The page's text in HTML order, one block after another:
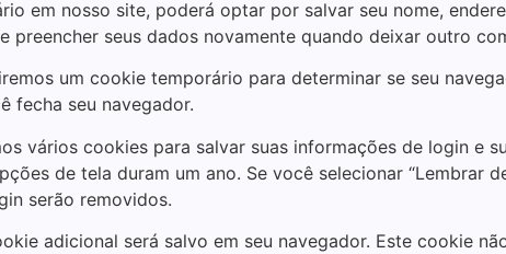
em nosso site, poderá optar por salvar seu nome,
preencher seus dados novamente quando deixar outro
um cookie temporário para determinar se seu
fecha seu navegador.
vários cookies para salvar suas informações de login e
de tela duram um ano. Se você selecionar “Lembrar
serão removidos.
adicional será salvo em seu navegador. Este cookie